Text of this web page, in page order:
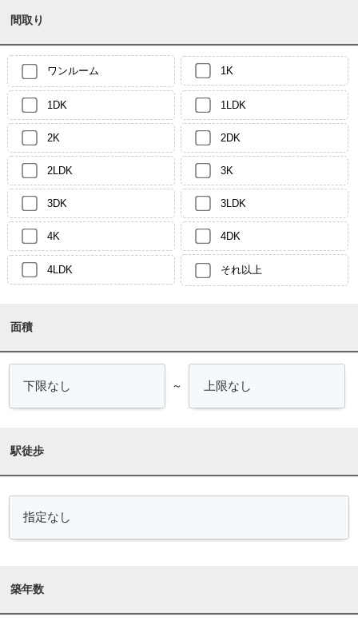
間取り
ワンルーム 1K
1DK 1LDK
2K 2DK
2LDK 3K
3DK 3LDK
4K 4DK
4LDK それ以上
面積
～
駅徒歩
築年数